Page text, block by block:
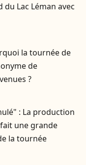
Lac Léman avec
la tournée de
de
?
: La production
une grande
la tournée